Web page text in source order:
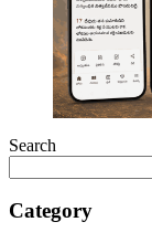
Search
Category